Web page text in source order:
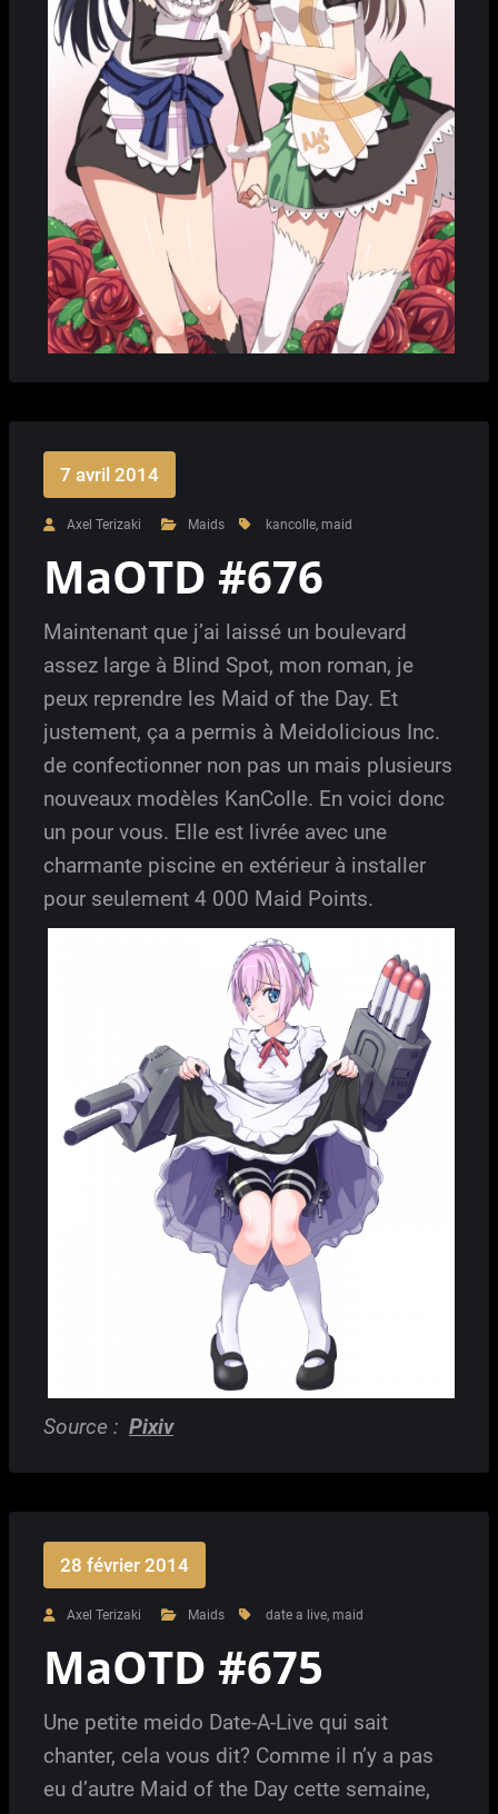
7 avril 2014
Axel Terizaki Maids kancolle, maid
MaOTD #676
Maintenant que j’ai laissé un boulevard
assez large à Blind Spot, mon roman, je
peux reprendre les Maid of the Day. Et
justement, ça a permis à Meidolicious Inc.
de confectionner non pas un mais plusieurs
nouveaux modèles KanColle. En voici donc
un pour vous. Elle est livrée avec une
charmante piscine en extérieur à installer
pour seulement 4 000 Maid Points.
Source : Pixiv
28 février 2014
Axel Terizaki Maids date a live, maid
MaOTD #675
Une petite meido Date-A-Live qui sait
chanter, cela vous dit? Comme il n’y a pas
eu d’autre Maid of the Day cette semaine,